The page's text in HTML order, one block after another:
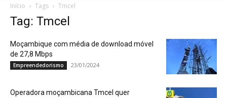
Início Tags Tmcel
Tag: Tmcel
Moçambique com média de download móvel
de 27,8 Mbps
Empreendedorismo 23/01/2024
Operadora moçambicana Tmcel quer